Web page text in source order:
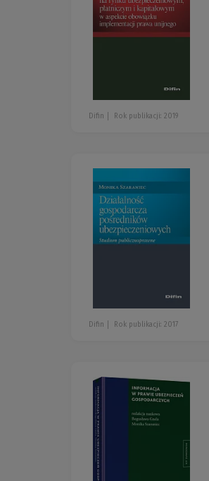
Difin Rok publikacji: 2019
Difin Rok publikacji: 2017